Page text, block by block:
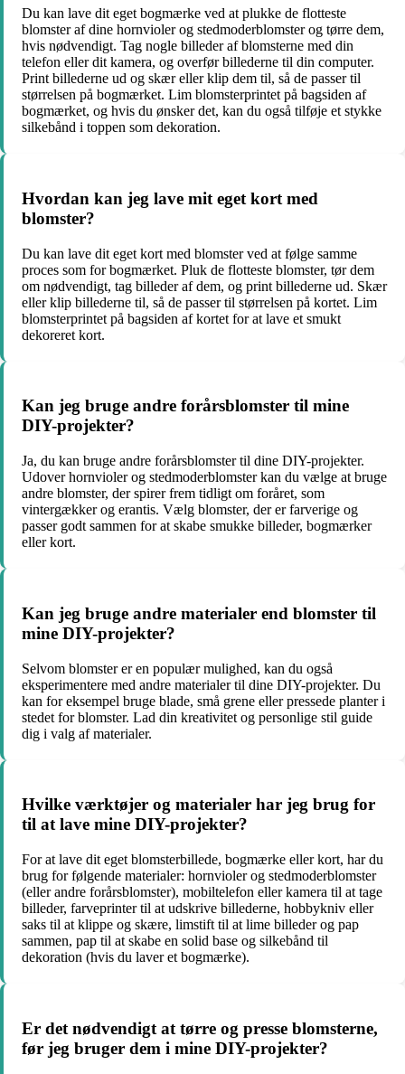
Du kan lave dit eget bogmærke ved at plukke de flotteste
blomster af dine hornvioler og stedmoderblomster og tørre dem,
hvis nødvendigt. Tag nogle billeder af blomsterne med din
telefon eller dit kamera, og overfør billederne til din computer.
Print billederne ud og skær eller klip dem til, så de passer til
størrelsen på bogmærket. Lim blomsterprintet på bagsiden af
bogmærket, og hvis du ønsker det, kan du også tilføje et stykke
silkebånd i toppen som dekoration.
Hvordan kan jeg lave mit eget kort med
blomster?
Du kan lave dit eget kort med blomster ved at følge samme
proces som for bogmærket. Pluk de flotteste blomster, tør dem
om nødvendigt, tag billeder af dem, og print billederne ud. Skær
eller klip billederne til, så de passer til størrelsen på kortet. Lim
blomsterprintet på bagsiden af kortet for at lave et smukt
dekoreret kort.
Kan jeg bruge andre forårsblomster til mine
DIY-projekter?
Ja, du kan bruge andre forårsblomster til dine DIY-projekter.
Udover hornvioler og stedmoderblomster kan du vælge at bruge
andre blomster, der spirer frem tidligt om foråret, som
vintergækker og erantis. Vælg blomster, der er farverige og
passer godt sammen for at skabe smukke billeder, bogmærker
eller kort.
Kan jeg bruge andre materialer end blomster til
mine DIY-projekter?
Selvom blomster er en populær mulighed, kan du også
eksperimentere med andre materialer til dine DIY-projekter. Du
kan for eksempel bruge blade, små grene eller pressede planter i
stedet for blomster. Lad din kreativitet og personlige stil guide
dig i valg af materialer.
Hvilke værktøjer og materialer har jeg brug for
til at lave mine DIY-projekter?
For at lave dit eget blomsterbillede, bogmærke eller kort, har du
brug for følgende materialer: hornvioler og stedmoderblomster
(eller andre forårsblomster), mobiltelefon eller kamera til at tage
billeder, farveprinter til at udskrive billederne, hobbykniv eller
saks til at klippe og skære, limstift til at lime billeder og pap
sammen, pap til at skabe en solid base og silkebånd til
dekoration (hvis du laver et bogmærke).
Er det nødvendigt at tørre og presse blomsterne,
før jeg bruger dem i mine DIY-projekter?